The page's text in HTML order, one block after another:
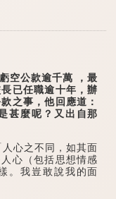
空公款逾千萬 ，最
已任職逾十年，辦
之事，他回應道：
甚麼呢？又出自那
心之不同，如其面
心（包括思想情感
。我豈敢說我的面